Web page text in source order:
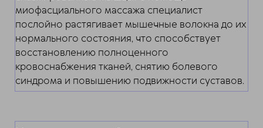
миофасциального массажа специалист
послойно растягивает мышечные волокна до их
нормального состояния, что способствует
восстановлению полноценного
кровоснабжения тканей, снятию болевого
синдрома и повышению подвижности суставов.